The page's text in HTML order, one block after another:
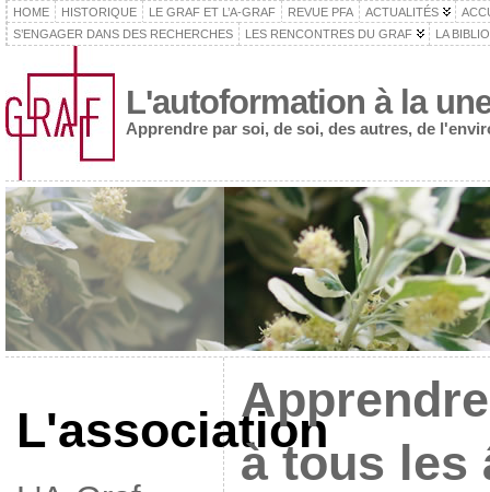
HOME HISTORIQUE LE GRAF ET L’A-GRAF REVUE PFA ACTUALITÉS
S’ENGAGER DANS DES RECHERCHES
LES RENCONTRES DU GRAF LA
L'autoformation à la
Apprendre par soi, de soi, des autres, de
L'association
à tous les